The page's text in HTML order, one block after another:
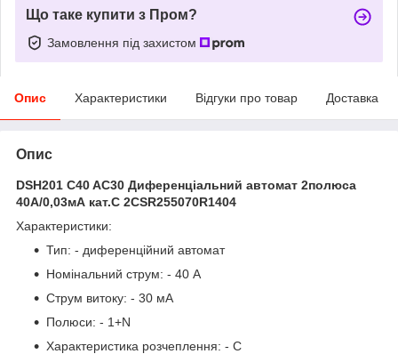
Що таке купити з Пром?
Замовлення під захистом
Опис Характеристики Відгуки про товар Доставка
Опис
DSH201 C40 AC30 Диференціальний автомат 2полюса
40А/0,03мА кат.C 2CSR255070R1404
Характеристики:
Тип: - диференційний автомат
Номінальний струм: - 40 А
Струм витоку: - 30 мА
Полюси: - 1+N
Характеристика розчеплення: - C